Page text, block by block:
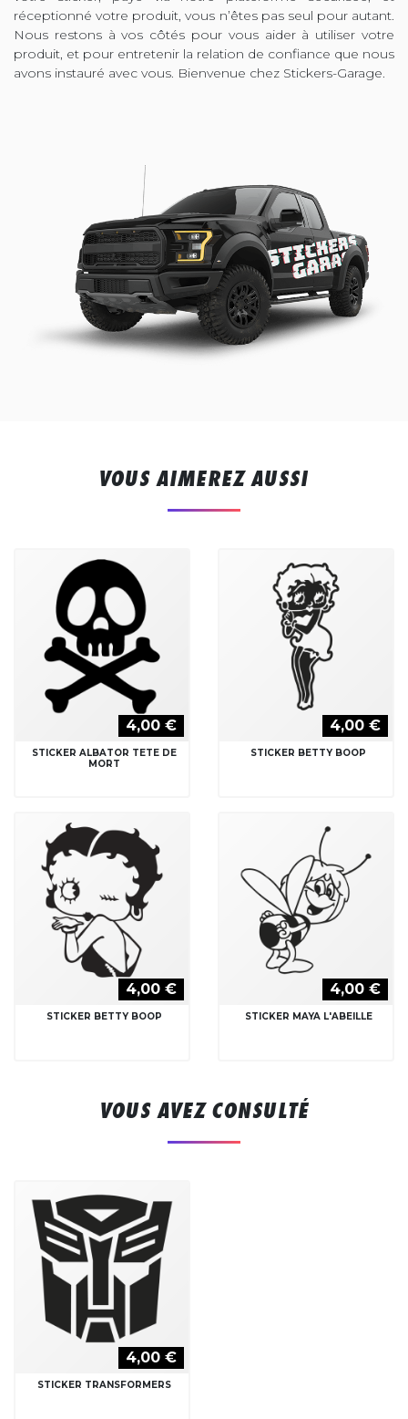
réceptionné votre produit, vous n’êtes pas seul pour autant.
Nous restons à vos côtés pour vous aider à utiliser votre
produit, et pour entretenir la relation de confiance que nous
avons instauré avec vous. Bienvenue chez Stickers-Garage.
VOUS AIMEREZ AUSSI
4,00 €
STICKER ALBATOR TETE DE
MORT
4,00 €
STICKER BETTY BOOP
4,00 €
STICKER BETTY BOOP
4,00 €
STICKER MAYA L'ABEILLE
VOUS AVEZ CONSULTÉ
4,00 €
STICKER TRANSFORMERS